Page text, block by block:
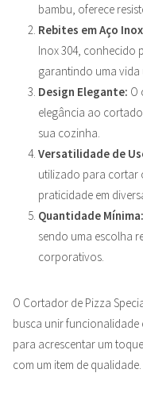
bambu, oferece
Rebites em Aço
Inox 304, conhecido
garantindo uma
Design Elegante: O
elegância ao
sua cozinha.
Versatilidade de
utilizado para
praticidade em
Quantidade Mínima:
sendo uma escolha
corporativos.
O Cortador de Pizza
busca unir funcionalidade
para acrescentar um
com um item de qualidade.